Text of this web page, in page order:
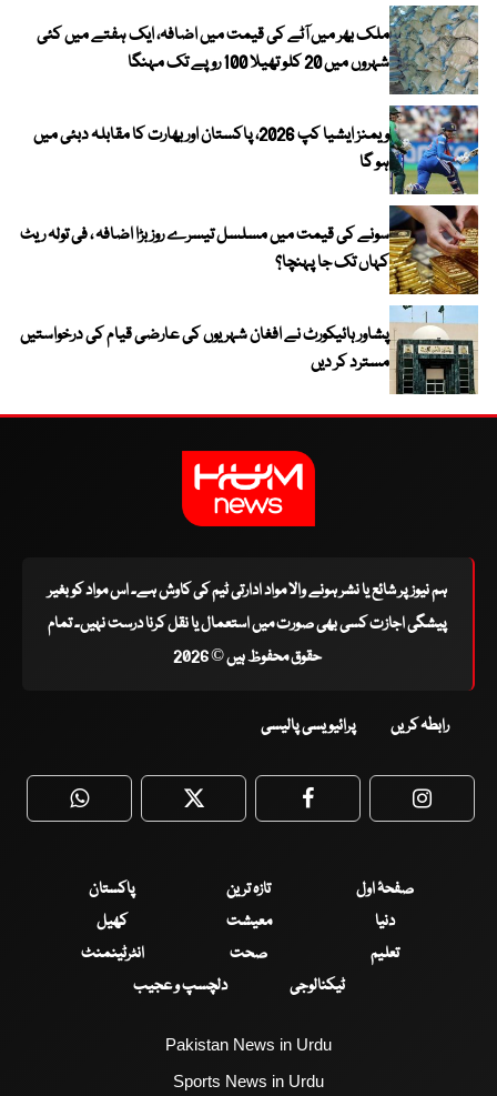
ملک بھر میں آٹے کی قیمت میں اضافہ، ایک ہفتے میں کئی
شہروں میں 20 کلو تھیلا 100 روپے تک مہنگا
ویمنز ایشیا کپ 2026، پاکستان اور بھارت کا مقابلہ دبئی میں
ہو گا
سونے کی قیمت میں مسلسل تیسرے روز بڑا اضافہ ، فی تولہ ریٹ
کہاں تک جا پہنچا؟
پشاور ہائیکورٹ نے افغان شہریوں کی عارضی قیام کی درخواستیں
مسترد کر دیں
ہم نیوز پر شائع یا نشر ہونے والا مواد ادارتی ٹیم کی کاوش ہے۔ اس مواد کو بغیر
پیشگی اجازت کسی بھی صورت میں استعمال یا نقل کرنا درست نہیں۔ تمام
حقوق محفوظ ہیں © 2026
رابطہ کریں پرائیویسی پالیسی
WhatsApp Twitter Facebook
صفحۂ اول تازہ ترین
پاکستان
دنیا
معیشت
کھیل
تعلیم
صحت
انٹرٹینمنٹ
ٹیکنالوجی
دلچسپ و عجیب
Pakistan News in Urdu
Sports News in Urdu